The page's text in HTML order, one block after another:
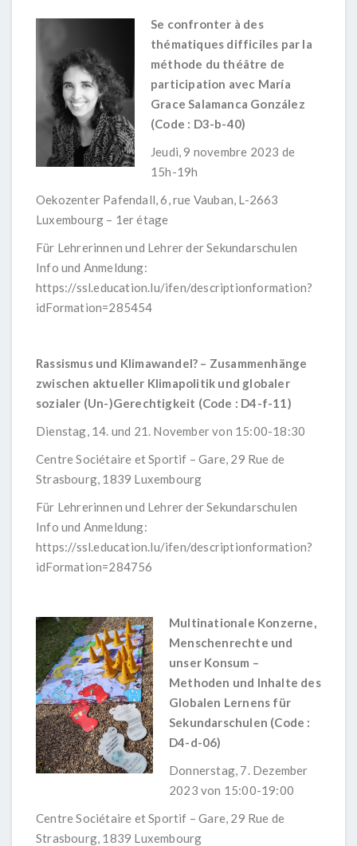
Se confronter à des
thématiques difficiles par la
méthode du théâtre de
participation avec María
Grace Salamanca González
(Code : D3-b-40)
Jeudi, 9 novembre 2023 de
15h-19h
Oekozenter Pafendall, 6, rue Vauban, L-2663
Luxembourg – 1er étage
Für Lehrerinnen und Lehrer der Sekundarschulen
Info und Anmeldung:
https://ssl.education.lu/ifen/descriptionformation?
idFormation=285454
Rassismus und Klimawandel? – Zusammenhänge
zwischen aktueller Klimapolitik und globaler
sozialer (Un-)Gerechtigkeit (Code : D4-f-11)
Dienstag, 14. und 21. November von 15:00-18:30
Centre Sociétaire et Sportif – Gare, 29 Rue de
Strasbourg, 1839 Luxembourg
Für Lehrerinnen und Lehrer der Sekundarschulen
Info und Anmeldung:
https://ssl.education.lu/ifen/descriptionformation?
idFormation=284756
Multinationale Konzerne,
Menschenrechte und
unser Konsum –
Methoden und Inhalte des
Globalen Lernens für
Sekundarschulen (Code :
D4-d-06)
Donnerstag, 7. Dezember
2023 von 15:00-19:00
Centre Sociétaire et Sportif – Gare, 29 Rue de
Strasbourg, 1839 Luxembourg